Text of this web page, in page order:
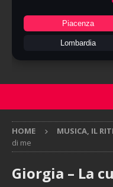
Piacenza
Lombardia
HOME MUSICA, IL
di me
Giorgia – La